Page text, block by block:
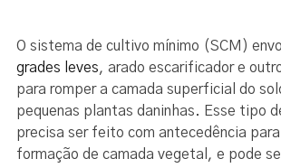
O sistema de cultivo mínimo (SCM)
grades leves, arado escarificador e
para romper a camada superficial do
pequenas plantas daninhas. Esse tipo
precisa ser feito com antecedência
formação de camada vegetal, e pode